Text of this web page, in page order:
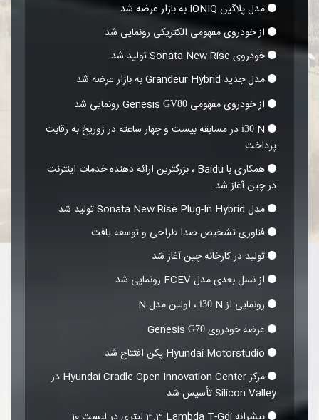
مدل پلاگین IONIQ به بازار عرضه شد
از خودروی مفهومی الکتریکی رونمایی شد
خودروی Sonata New Rise تولید شد
مدل جدید Grandeur Hybrid به بازار عرضه شد
از خودروی مفهومی Genesis GV80 رونمایی شد
i30N در مسابقه بیست و چهار ساعته در زوریخ به رقابت
پرداخت
همکاری با Baidu ، بزرگترین ارائه دهنده خدمات اینترنت
در چین آغاز شد
مدل Sonata New Rise Plug-In Hybrid تولید شد
فناوری تشخیص صدا طراحی و توسعه یافت
تولید در کارخانه چین آغاز شد
از نسل بعدی مدل FCEV رونمایی شد
رونمایی از
i30 N ، اولین مدل N
عرضه خودروی Genesis G70
Hyundai Motorstudio پکن افتتاح شد
مرکز Hyundai Cradle Open Innovation Center در
Silicon Valley تأسیس شد